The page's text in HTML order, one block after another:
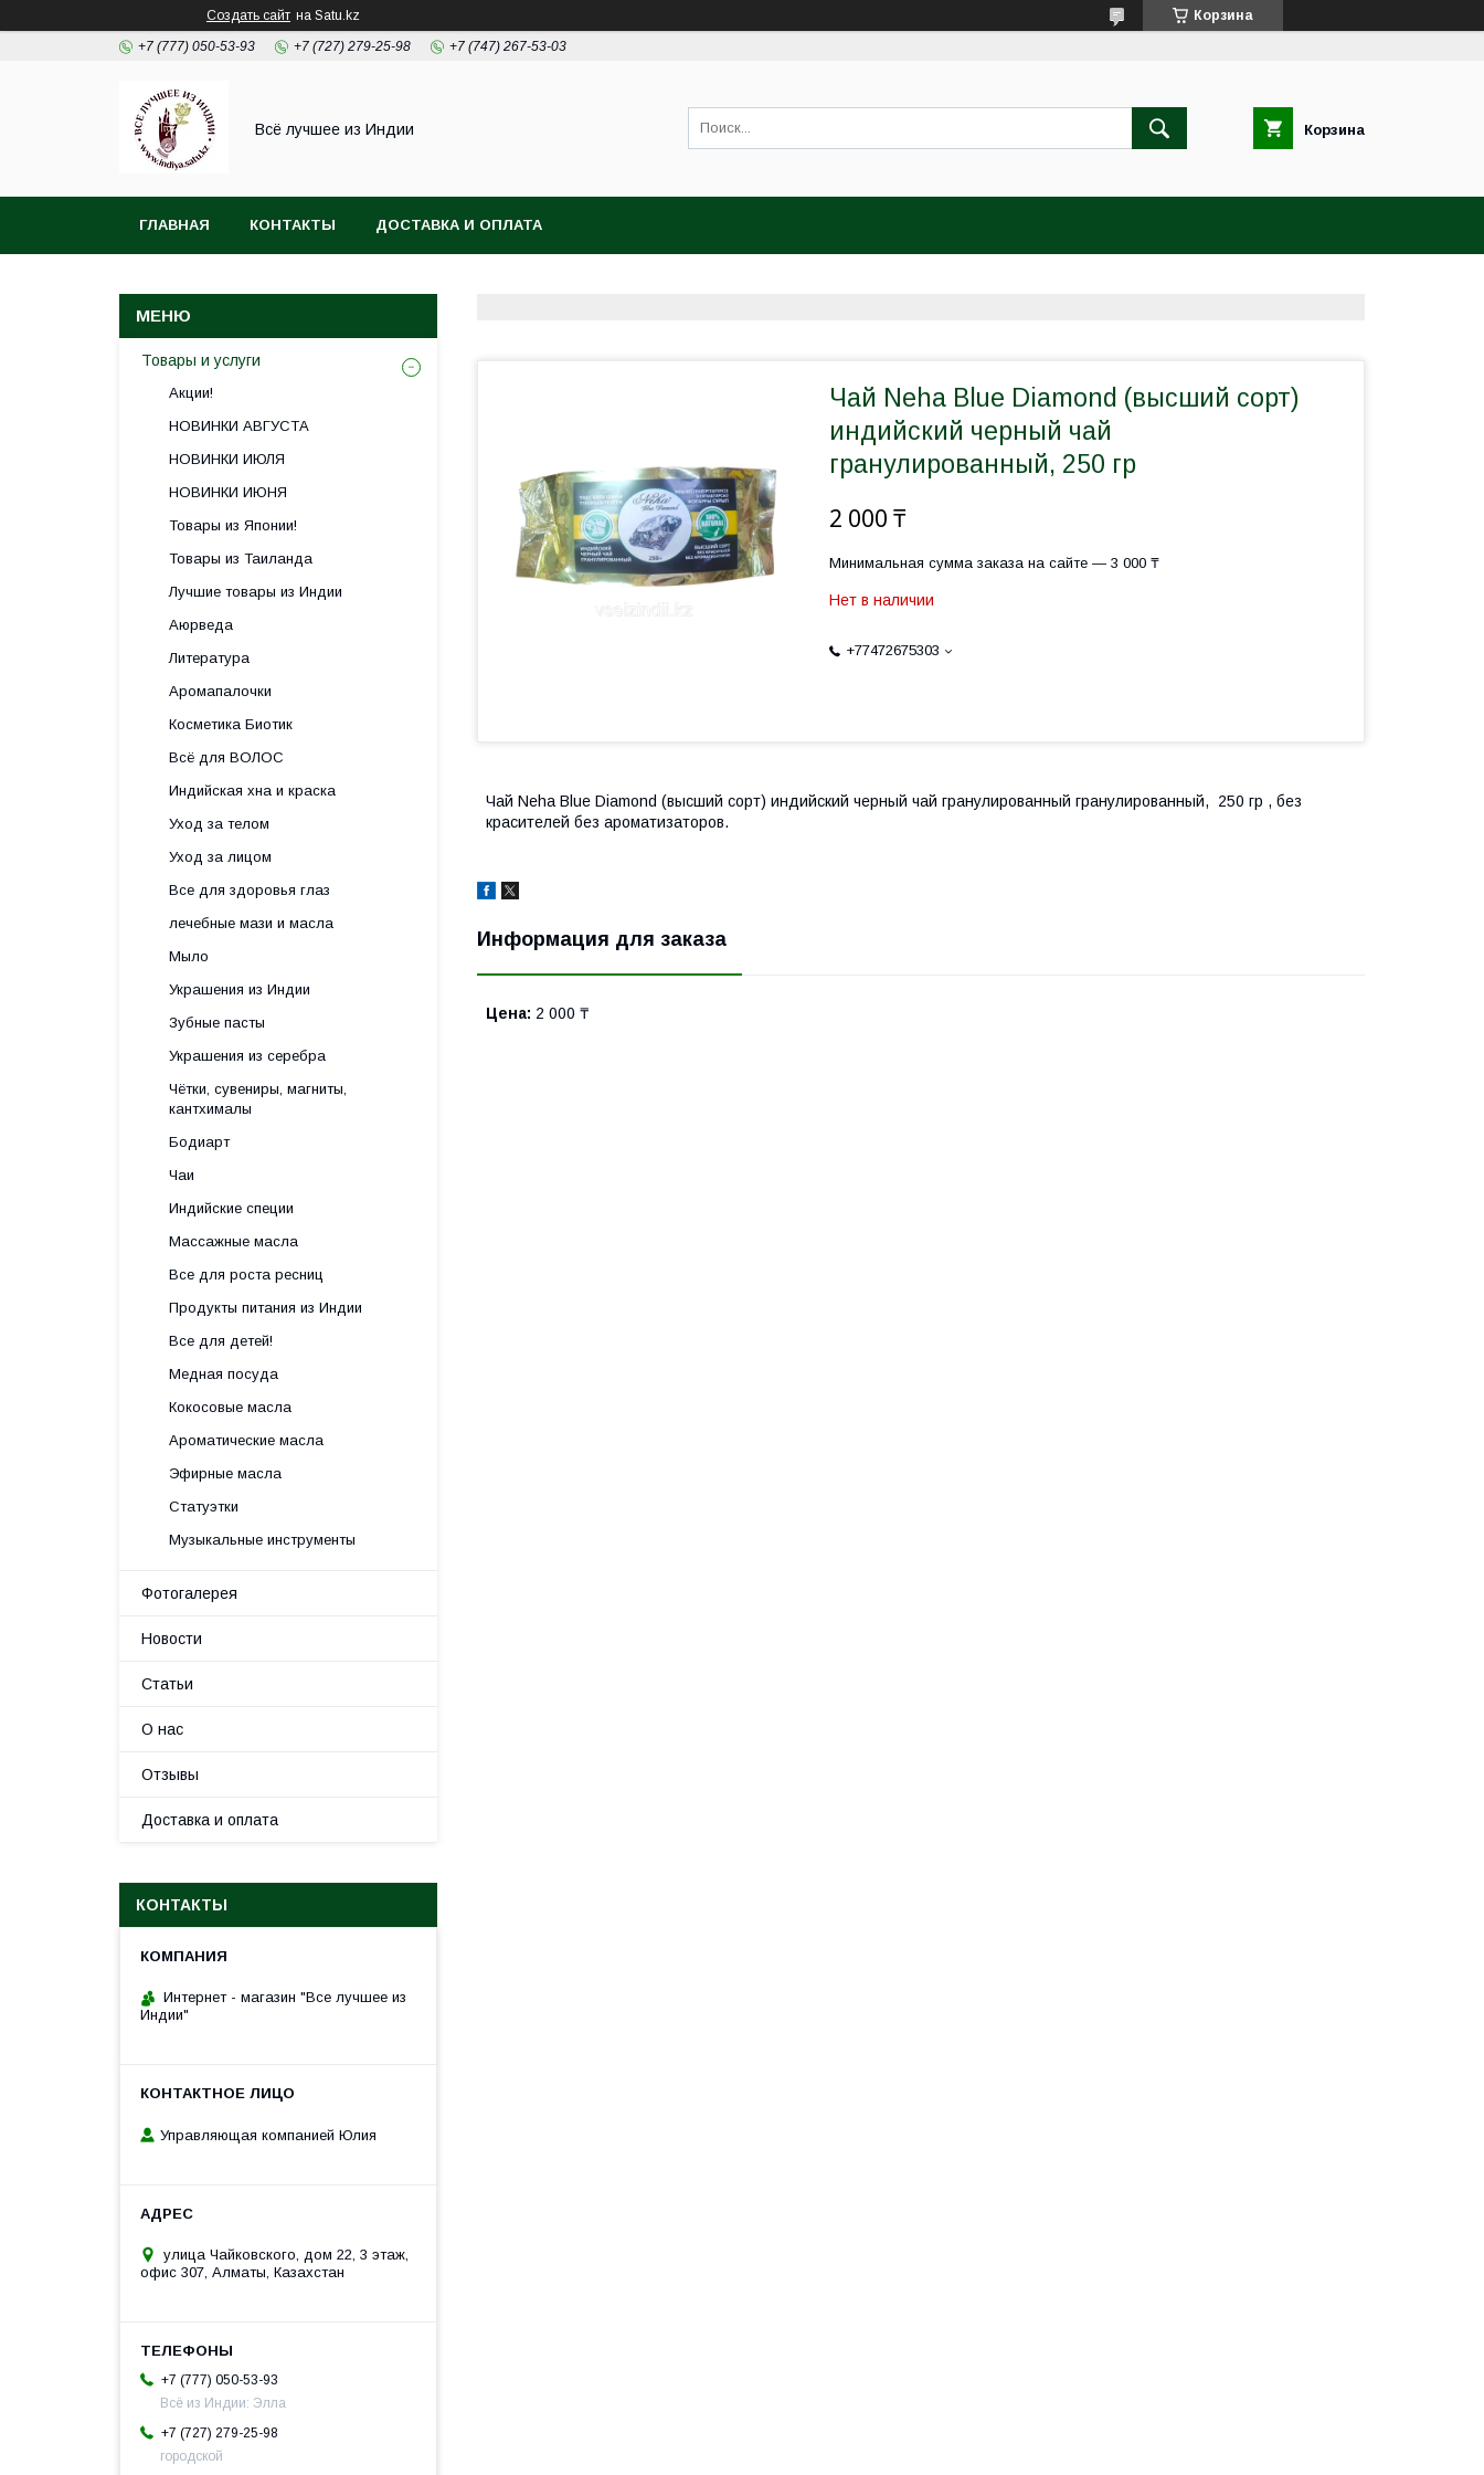
Создать сайт на Satu.kz Корзина
+7 (777) 050-53-93 +7 (727) 279-25-98 +7 (747) 267-53-03
Всё лучшее из Индии Корзина
ГЛАВНАЯ КОНТАКТЫ ДОСТАВКА И ОПЛАТА
Чай Neha Blue Diamond (высший сорт)
индийский черный чай
гранулированный, 250 гр
2 000 ₸
Минимальная сумма заказа на сайте — 3 000 ₸
Нет в наличии
+77472675303
Чай Neha Blue Diamond (высший сорт) индийский черный чай гранулированный гранулированный, 250 гр , без
красителей без ароматизаторов.
Информация для заказа
Цена: 2 000 ₸
Товары и услуги
Акции!
НОВИНКИ АВГУСТА
НОВИНКИ ИЮЛЯ
НОВИНКИ ИЮНЯ
Товары из Японии!
Товары из Таиланда
Лучшие товары из Индии
Аюрведа
Литература
Аромапалочки
Косметика Биотик
Всё для ВОЛОС
Индийская хна и краска
Уход за телом
Уход за лицом
Все для здоровья глаз
лечебные мази и масла
Мыло
Украшения из Индии
Зубные пасты
Украшения из серебра
Чётки, сувениры, магниты,
кантхималы
Бодиарт
Чаи
Индийские специи
Массажные масла
Все для роста ресниц
Продукты питания из Индии
Все для детей!
Медная посуда
Кокосовые масла
Ароматические масла
Эфирные масла
Статуэтки
Музыкальные инструменты
Фотогалерея
Новости
Статьи
О нас
Отзывы
Доставка и оплата
КОНТАКТЫ
Интернет - магазин "Все лучшее из
Индии"
Управляющая компанией Юлия
улица Чайковского, дом 22, 3 этаж,
офис 307, Алматы, Казахстан
+7 (777) 050-53-93
Всё из Индии: Элла
+7 (727) 279-25-98
городской